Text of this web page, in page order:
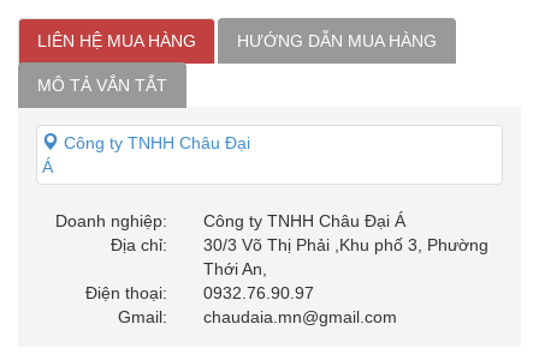
LIÊN HỆ MUA HÀNG HƯỚNG DẪN MUA HÀNG
MÔ TẢ VẮN TẮT
Công ty TNHH Châu Đại
Á
Doanh nghiệp:
Công ty TNHH Châu Đại Á
Địa chỉ:
30/3 Võ Thị Phải ,Khu phố 3, Phường
Thới An,
Điện thoại:
0932.76.90.97
Gmail:
chaudaia.mn@gmail.com